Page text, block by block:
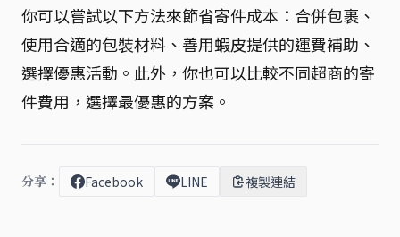
你可以嘗試以下方法來節省寄件成本：合併包裹、
使用合適的包裝材料、善用蝦皮提供的運費補助、
選擇優惠活動。此外，你也可以比較不同超商的寄
件費用，選擇最優惠的方案。
分享： Facebook LINE 複製連結